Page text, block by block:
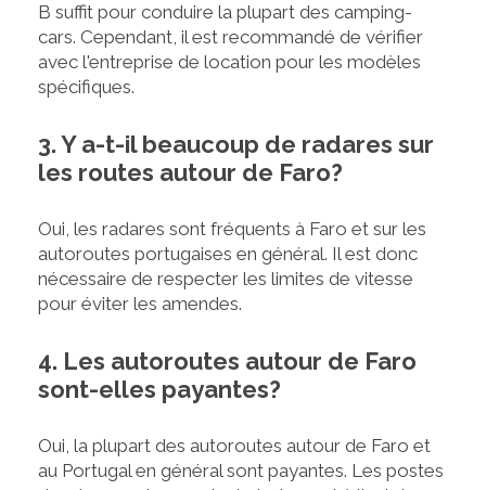
B suffit pour conduire la plupart des camping-
cars. Cependant, il est recommandé de vérifier
avec l'entreprise de location pour les modèles
spécifiques.
3. Y a-t-il beaucoup de radares sur
les routes autour de Faro?
Oui, les radares sont fréquents à Faro et sur les
autoroutes portugaises en général. Il est donc
nécessaire de respecter les limites de vitesse
pour éviter les amendes.
4. Les autoroutes autour de Faro
sont-elles payantes?
Oui, la plupart des autoroutes autour de Faro et
au Portugal en général sont payantes. Les postes